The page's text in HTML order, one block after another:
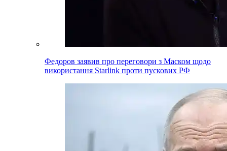
Федоров заявив про переговори з Маском щодо
використання Starlink проти пускових РФ